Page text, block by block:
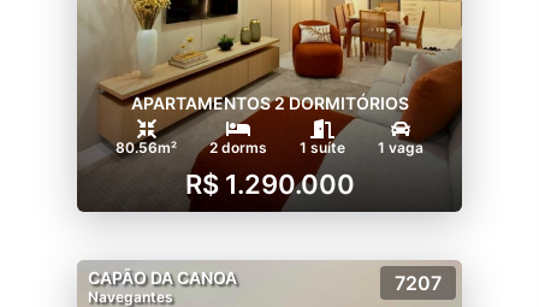
APARTAMENTOS 2 DORMITÓRIOS
80.56m² 2 dorms 1 suíte 1 vaga
R$ 1.290.000
CAPÃO DA CANOA
Navegantes
7207